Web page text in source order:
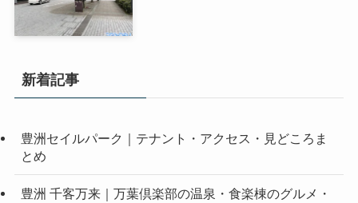
新着記事
豊洲セイルパーク｜テナント・アクセス・見どころま
とめ
豊洲 千客万来｜万葉倶楽部の温泉・食楽棟のグルメ・